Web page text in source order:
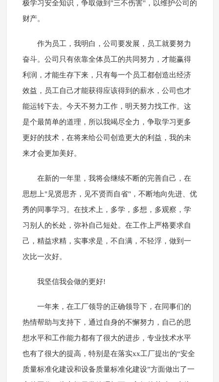
极学习安全知识，争取做到"三不伤害"，以维护公司的
财产。
作为员工，我明白，公司要发展，员工就要努力
奋斗。公司只有依靠全体员工的共同努力，才能赢得
利润，才能生存下来，只有每一个员工都创造出经济
效益，员工自己才能获得应该得到的薪水，公司也才
能运转下去。今天不努力工作，明天努力找工作。这
是个最简单的道理，所以我竭尽全力，争取学习更多
更好的技术，在将来给公司创造更大的利益，我的未
来才会更加美好。
在新的一年里，我将会继续不断的完善自己，在
思想上"见贤思齐，见不贤而自省"，不断地向先进、优
秀的同事学习。在技术上，多学，多想，多观察，学
习别人的长处，弥补自己短处。在工作上严格要求自
己，精益求精，实事求是，不自满，不轻浮，做到一
次比一次好。
我坚信我会做的更好!
一年来，在工厂领导的正确领导下，在同事们的
热情帮助与支持下，通过自身的不懈努力，自己的思
想水平和工作能力都有了很大的进步，专业技术水平
也有了很大的提高，特别是在落实xx工厂提出的“安全
质量标准化建设和设备质量标准化建设”方面做出了一